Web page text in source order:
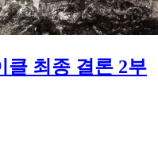
클 최종 결론 2부